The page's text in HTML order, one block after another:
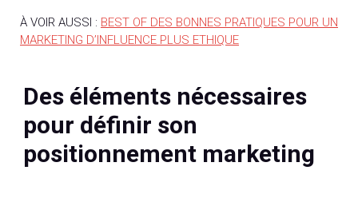
À VOIR AUSSI : BEST OF DES BONNES PRATIQUES POUR UN
MARKETING D’INFLUENCE PLUS ETHIQUE
Des éléments nécessaires
pour définir son
positionnement marketing